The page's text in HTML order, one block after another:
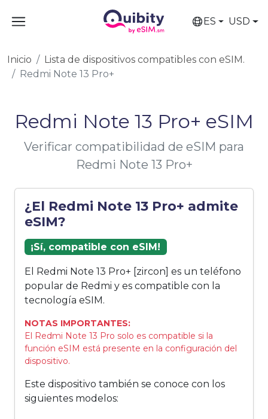
ES USD
Inicio
Lista de dispositivos compatibles con eSIM.
Redmi Note 13 Pro+
Redmi Note 13 Pro+ eSIM
Verificar compatibilidad de eSIM para
Redmi Note 13 Pro+
¿El Redmi Note 13 Pro+ admite
eSIM?
¡Sí, compatible con eSIM!
El Redmi Note 13 Pro+ [zircon] es un teléfono
popular de Redmi y es compatible con la
tecnología eSIM.
NOTAS IMPORTANTES:
El Redmi Note 13 Pro solo es compatible si la
función eSIM está presente en la configuración del
dispositivo.
Este dispositivo también se conoce con los
siguientes modelos: